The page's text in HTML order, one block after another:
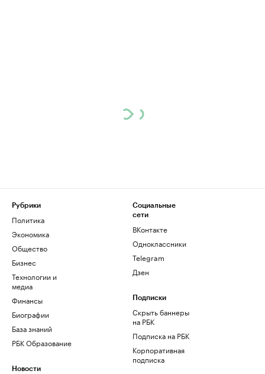
Рубрики
Политика
Экономика
Общество
Бизнес
Технологии и
медиа
Финансы
Биографии
База знаний
РБК Образование
Новости
Социальные
сети
ВКонтакте
Одноклассники
Telegram
Дзен
Подписки
Скрыть баннеры
на РБК
Подписка на РБК
Корпоративная
подписка